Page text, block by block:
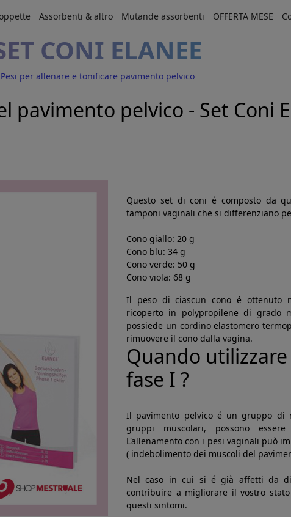
Assorbenti & altro Mutande assorbenti OFFERTA MESE
CONI ELANEE
Pesi per allenare e tonificare pavimento pelvico
pavimento pelvico - Set Coni
Questo set di coni é composto da
tamponi vaginali che si differenziano
Cono giallo: 20 g
Cono blu: 34 g
Cono verde: 50 g
Cono viola: 68 g
Il peso di ciascun cono é ottenuto
ricoperto in polypropilene di grado
possiede un cordino elastomero
rimuovere il cono dalla vagina.
Quando utilizzare
fase I ?
Il pavimento pelvico é un gruppo di
gruppi muscolari, possono
L'allenamento con i pesi vaginali può
( indebolimento dei muscoli del
Nel caso in cui si é già affetti da
contribuire a migliorare il vostro
questi sintomi.